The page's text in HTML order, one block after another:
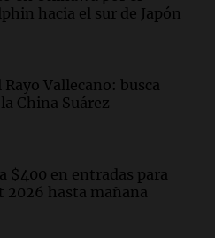
hacia el sur de Japón
Vallecano: busca
China Suárez
$400 en entradas para
2026 hasta mañana